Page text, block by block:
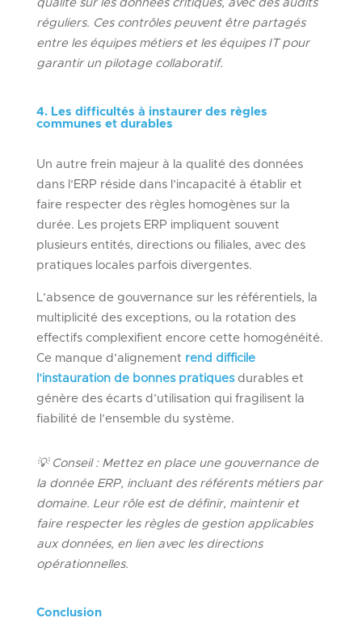
qualité sur les données critiques, avec des audits
réguliers. Ces contrôles peuvent être partagés
entre les équipes métiers et les équipes IT pour
garantir un pilotage collaboratif.
4. Les difficultés à instaurer des règles
communes et durables
Un autre frein majeur à la qualité des données
dans l’ERP réside dans l’incapacité à établir et
faire respecter des règles homogènes sur la
durée. Les projets ERP impliquent souvent
plusieurs entités, directions ou filiales, avec des
pratiques locales parfois divergentes.
L’absence de gouvernance sur les référentiels, la
multiplicité des exceptions, ou la rotation des
effectifs complexifient encore cette homogénéité.
Ce manque d’alignement rend difficile
l’instauration de bonnes pratiquesdurables et
génère des écarts d’utilisation qui fragilisent la
fiabilité de l’ensemble du système.
💡Conseil : Mettez en place une gouvernance de
la donnée ERP, incluant des référents métiers par
domaine. Leur rôle est de définir, maintenir et
faire respecter les règles de gestion applicables
aux données, en lien avec les directions
opérationnelles.
Conclusion